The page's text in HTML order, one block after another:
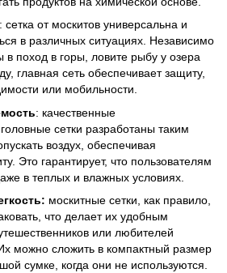
: сетка от москитов универсальна и
в различных ситуациях. Независимо
в поход в горы, ловите рыбу у озера
главная сеть обеспечивает защиту,
или мобильности.
: качественные
сетки разработаны таким
воздух, обеспечивая
Это гарантирует, что пользователям
в теплых и влажных условиях.
москитные сетки, как правило,
что делает их удобным
или любителей
можно сложить в компактный размер
сумке, когда они не используются.